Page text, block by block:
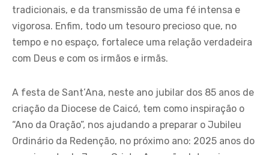
tradicionais, e da transmissão de uma fé intensa e
vigorosa. Enfim, todo um tesouro precioso que, no
tempo e no espaço, fortalece uma relação verdadeira
com Deus e com os irmãos e irmãs.
A festa de Sant’Ana, neste ano jubilar dos 85 anos de
criação da Diocese de Caicó, tem como inspiração o
“Ano da Oração”, nos ajudando a preparar o Jubileu
Ordinário da Redenção, no próximo ano: 2025 anos do